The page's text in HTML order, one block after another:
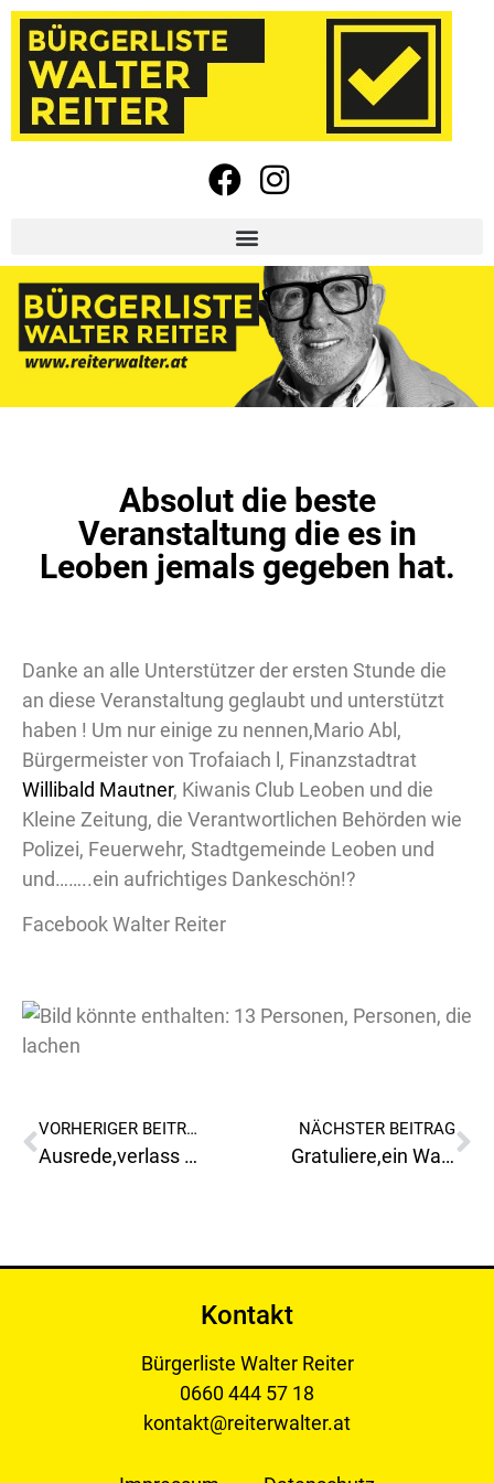
Absolut die beste
Veranstaltung die es in
Leoben jemals gegeben hat.
Danke an alle Unterstützer der ersten Stunde die
an diese Veranstaltung geglaubt und unterstützt
haben ! Um nur einige zu nennen,Mario Abl,
Bürgermeister von Trofaiach l, Finanzstadtrat
Willibald Mautner, Kiwanis Club Leoben und die
Kleine Zeitung, die Verantwortlichen Behörden wie
Polizei, Feuerwehr, Stadtgemeinde Leoben und
und……..ein aufrichtiges Dankeschön!?
Facebook Walter Reiter
VORHERIGER BEITRAG
Ausrede,verlass mich nicht!
NÄCHSTER BEITRAG
Gratuliere,ein Wahnsinn was ihr da geschafft habt!
Kontakt
Bürgerliste Walter Reiter
0660 444 57 18
kontakt@reiterwalter.at